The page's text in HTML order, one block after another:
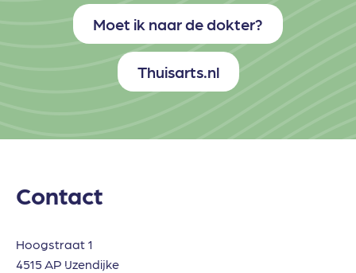
Moet ik naar de dokter?
Thuisarts.nl
Contact
Hoogstraat 1
4515 AP IJzendijke